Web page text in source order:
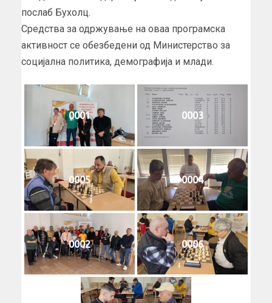
послаб Бухолц.
Средства за одржување на оваа програмска
активност се обезбедени од Министерство за
социјална политика, демографија и млади.
0001 0003
0005 0004
0002 0006